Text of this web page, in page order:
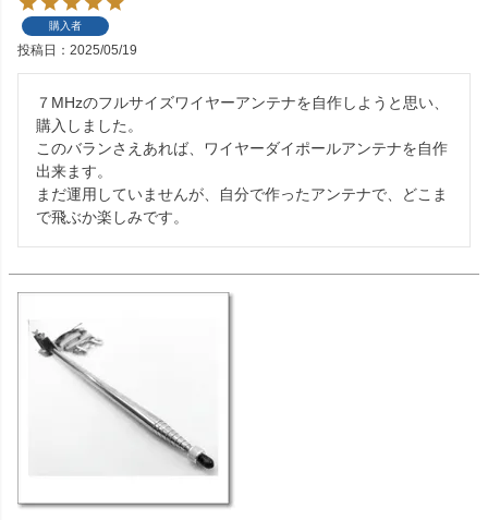
購入者
投稿日 2025/05/19
７MHzのフルサイズワイヤーアンテナを自作しようと思い、
購入しました。
このバランさえあれば、ワイヤーダイポールアンテナを自作
出来ます。
まだ運用していませんが、自分で作ったアンテナで、どこま
で飛ぶか楽しみです。